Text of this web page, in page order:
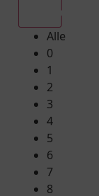
Alle
0
1
2
3
4
5
6
7
8